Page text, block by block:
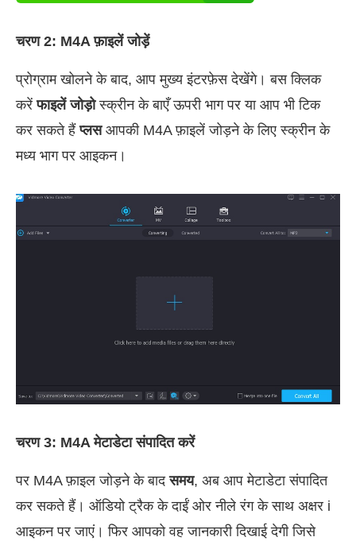
चरण 2: M4A फ़ाइलें जोड़ें
प्रोग्राम खोलने के बाद, आप मुख्य इंटरफ़ेस देखेंगे। बस क्लिक
करेंफाइलें जोड़ोस्क्रीन के बाएँ ऊपरी भाग पर या आप भी टिक
कर सकते हैंप्लसआपकी M4A फ़ाइलें जोड़ने के लिए स्क्रीन के
मध्य भाग पर आइकन।
चरण 3: M4A मेटाडेटा संपादित करें
पर M4A फ़ाइल जोड़ने के बादसमय, अब आप मेटाडेटा संपादित
कर सकते हैं। ऑडियो ट्रैक के दाईं ओर नीले रंग के साथ अक्षर i
आइकन पर जाएं। फिर आपको वह जानकारी दिखाई देगी जिसे